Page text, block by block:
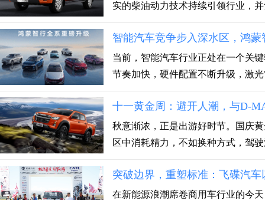
实的柴油动力技术持续引领行业，并
智能汽车竞争步入深水区，鸿
当前，智能汽车行业正处在一个关
节奏加快，硬件配置不断升级，激
十一黄金周：避开人潮，与D-
秋意渐浓，正是出游好时节。国庆
区中消耗精力，不如换种方式，驾
突破边界，重塑标准：飞碟汽
在新能源浪潮席卷商用车行业的今